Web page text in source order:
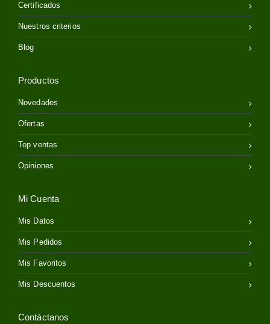
Certificados
Nuestros criterios
Blog
Productos
Novedades
Ofertas
Top ventas
Opiniones
Mi Cuenta
Mis Datos
Mis Pedidos
Mis Favoritos
Mis Descuentos
Contáctanos